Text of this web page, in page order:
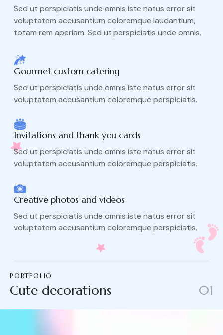
Sed ut perspiciatis unde omnis iste natus error sit
voluptatem accusantium doloremque laudantium,
totam rem aperiam. Sed ut perspiciatis unde omnis.
Gourmet custom catering
Sed ut perspiciatis unde omnis iste natus error sit
voluptatem accusantium doloremque perspiciatis.
Invitations and thank you cards
Sed ut perspiciatis unde omnis iste natus error sit
voluptatem accusantium doloremque perspiciatis.
Creative photos and videos
Sed ut perspiciatis unde omnis iste natus error sit
voluptatem accusantium doloremque perspiciatis.
PORTFOLIO
Cute decorations 01